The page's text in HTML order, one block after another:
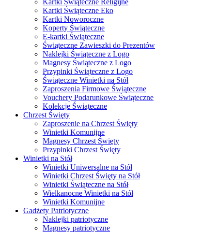
Kartki Świąteczne Religijne
Kartki Świąteczne Eko
Kartki Noworoczne
Koperty Świąteczne
E-kartki Świąteczne
Świąteczne Zawieszki do Prezentów
Naklejki Świąteczne z Logo
Magnesy Świąteczne z Logo
Przypinki Świąteczne z Logo
Świąteczne Winietki na Stół
Zaproszenia Firmowe Świąteczne
Vouchery Podarunkowe Świąteczne
Kolekcje Świąteczne
Chrzest Święty
Zaproszenie na Chrzest Święty
Winietki Komunijne
Magnesy Chrzest Święty
Przypinki Chrzest Święty
Winietki na Stół
Winietki Uniwersalne na Stół
Winietki Chrzest Święty na Stół
Winietki Świąteczne na Stół
Wielkanocne Winietki na Stół
Winietki Komunijne
Gadżety Patriotyczne
Naklejki patriotyczne
Magnesy patriotyczne